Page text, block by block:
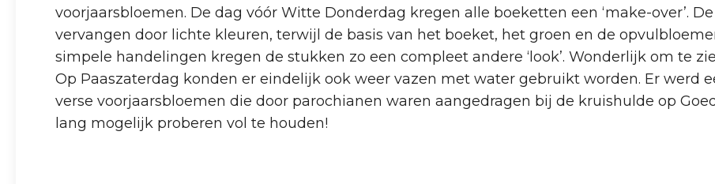
voorjaarsbloemen. De dag vóór Witte Donderdag kregen alle boeketten een ‘make-over’.
vervangen door lichte kleuren, terwijl de basis van het boeket, het groen en de
simpele handelingen kregen de stukken zo een compleet andere ‘look’. Wonderlijk om te
Op Paaszaterdag konden er eindelijk ook weer vazen met water gebruikt worden. Er werd
verse voorjaarsbloemen die door parochianen waren aangedragen bij de kruishulde op
lang mogelijk proberen vol te houden!